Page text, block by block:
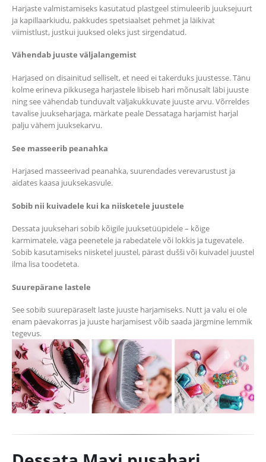
Harjaste valmistamiseks kasutatud plastgeel stimuleerib juuksejuurt
ja kapillaarkiudu, pakkudes spetsiaalset pehmet ja läikivat
viimistlust, justkui juuksed oleks just sirgendatud.
Vähendab juuste väljalangemist
Harjased on disainitud selliselt, et need ei takerduks juustesse. Tänu
kolme erineva pikkusega harjastele libiseb hari mõnusalt läbi juuste
ning see vähendab tunduvalt väljakukkuvate juuste arvu. Võrreldes
tavalise juukseharjaga, märkate peale Dessataga harjamist harjal
palju vähem juuksekarvu.
See masseerib peanahka
Harjased masseerivad peanahka, suurendades verevarustust ja
aidates kaasa juuksekasvule.
Sobib nii kuivadele kui ka niisketele juustele
Dessata juuksehari sobib kõigile juuksetüüpidele – kõige
karmimatele, väga peenetele ja rabedatele või lokkis ja tugevatele.
Sobib kasutamiseks niisketel juustel, pärast dušši või kuivadel juustel
ilma lisa toodeteta.
Suurepärane lastele
See sobib suurepäraselt laste juuste harjamiseks. Nutt ja valu ei ole
enam päevakorras ja juuste harjamisest võib saada järgmine lemmik
tegevus.